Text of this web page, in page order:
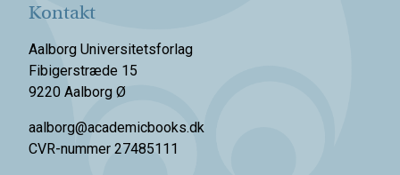
Kontakt
Aalborg Universitetsforlag
Fibigerstræde 15
9220 Aalborg Ø
aalborg@academicbooks.dk
CVR-nummer 27485111